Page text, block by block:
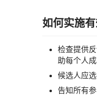
如何实施
检查提供
助每个人成
候选人应
告知所有